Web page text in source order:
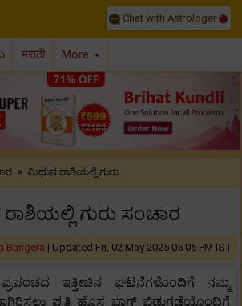
Chat with Astrologer
मराठी More
» ಮಿಥುನ ರಾಶಿಯಲ್ಲಿ ಗುರು..
ಗುರು ಸಂಚಾರ
Bangera | Updated Fri, 02 May 2025 05:05 PM IST
ಇತ್ತೀಚಿನ ಘಟನೆಗಳೊಂದಿಗೆ ನಮ್ಮ
ಪ್ರತಿ ಹೊಸ ಬ್ಲಾಗ್ ಬಿಡುಗಡೆಯೊಂದಿಗೆ